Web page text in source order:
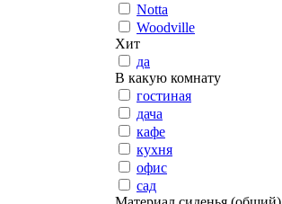
Notta
Woodville
Хит
да
В какую комнату
гостиная
дача
кафе
кухня
офис
сад